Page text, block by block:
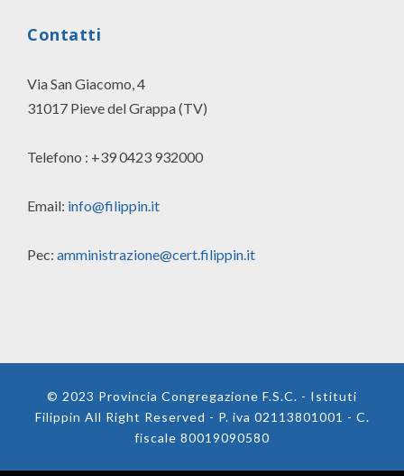
Contatti
Via San Giacomo, 4
31017 Pieve del Grappa (TV)
Telefono : +39 0423 932000
Email: info@filippin.it
Pec: amministrazione@cert.filippin.it
© 2023 Provincia Congregazione F.S.C. - Istituti
Filippin All Right Reserved - P. iva 02113801001 - C.
fiscale 80019090580